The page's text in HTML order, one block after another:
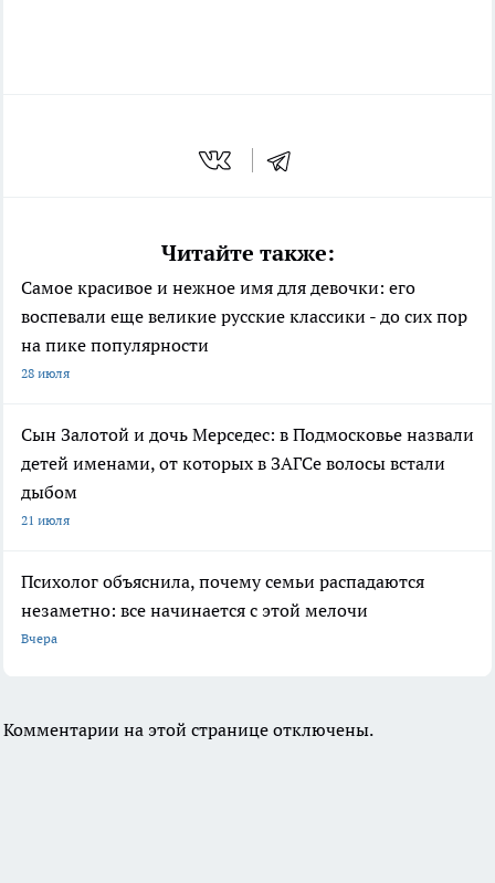
Читайте также:
Самое красивое и нежное имя для девочки: его
воспевали еще великие русские классики - до сих пор
на пике популярности
28 июля
Сын Залотой и дочь Мерседес: в Подмосковье назвали
детей именами, от которых в ЗАГСе волосы встали
дыбом
21 июля
Психолог объяснила, почему семьи распадаются
незаметно: все начинается с этой мелочи
Вчера
Комментарии на этой странице отключены.